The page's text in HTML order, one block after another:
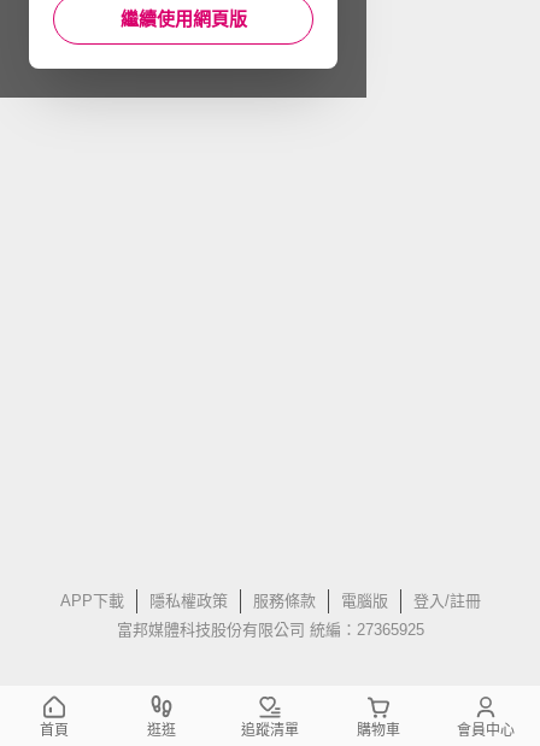
APP下載 隱私權政策 服務條款 電腦版
登入/註冊
富邦媒體科技股份有限公司 統編：27365925
繼續使用網頁版
首頁 逛逛 追蹤清單 購物車 會員中心